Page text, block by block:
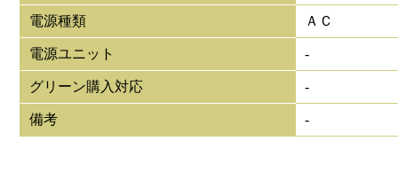
電源種類 ＡＣ
電源ユニット -
グリーン購入対応 -
備考 -